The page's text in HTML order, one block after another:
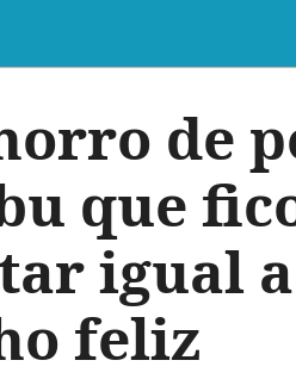
de
que
igual
feliz